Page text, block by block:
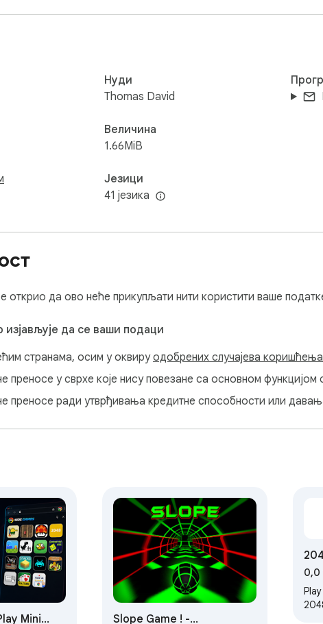
Нуди
Thomas David
Величина
1.66MiB
Језици
41 језика
открио да ово неће прикупљати нити користити ваше
изјављује да се ваши подаци
странама, осим у оквируодобрених случајева коришћења
преносе у сврхе које нису повезане са основном функцијом
преносе ради утврђивања кредитне способности или
Mini Slope Game ! -
0,0